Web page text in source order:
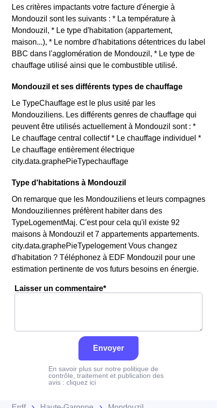
Les critères impactants votre facture d'énergie à
Mondouzil sont les suivants : * La température à
Mondouzil, * Le type d'habitation (appartement,
maison...), * Le nombre d'habitations détentrices du label
BBC dans l'agglomération de Mondouzil, * Le type de
chauffage utilisé ainsi que le combustible utilisé.
Mondouzil et ses différents types de chauffage
Le TypeChauffage est le plus usité par les
Mondouziliens. Les différents genres de chauffage qui
peuvent être utilisés actuellement à Mondouzil sont : *
Le chauffage central collectif * Le chauffage individuel *
Le chauffage entièrement électrique
city.data.graphePieTypechauffage
Type d'habitations à Mondouzil
On remarque que les Mondouziliens et leurs compagnes
Mondouziliennes préfèrent habiter dans des
TypeLogementMaj. C'est pour cela qu'il existe 92
maisons à Mondouzil et 7 appartements appartements.
city.data.graphePieTypelogement Vous changez
d'habitation ? Téléphonez à EDF Mondouzil pour une
estimation pertinente de vos futurs besoins en énergie.
Laisser un commentaire*
Envoyer
En savoir plus sur notre politique de
contrôle, traitement et publication des
avis : cliquez ici